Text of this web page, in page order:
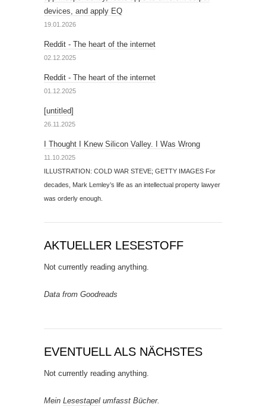
devices, and apply EQ
19.01.2026
Reddit - The heart of the internet
02.12.2025
Reddit - The heart of the internet
01.12.2025
[untitled]
26.11.2025
I Thought I Knew Silicon Valley. I Was Wrong
11.10.2025
ILLUSTRATION: COLD WAR STEVE; GETTY IMAGES For
decades, Mark Lemley’s life as an intellectual property lawyer
was orderly enough.
AKTUELLER LESESTOFF
Not currently reading anything.
Data from Goodreads
EVENTUELL ALS NÄCHSTES
Not currently reading anything.
Mein Lesestapel umfasst Bücher.